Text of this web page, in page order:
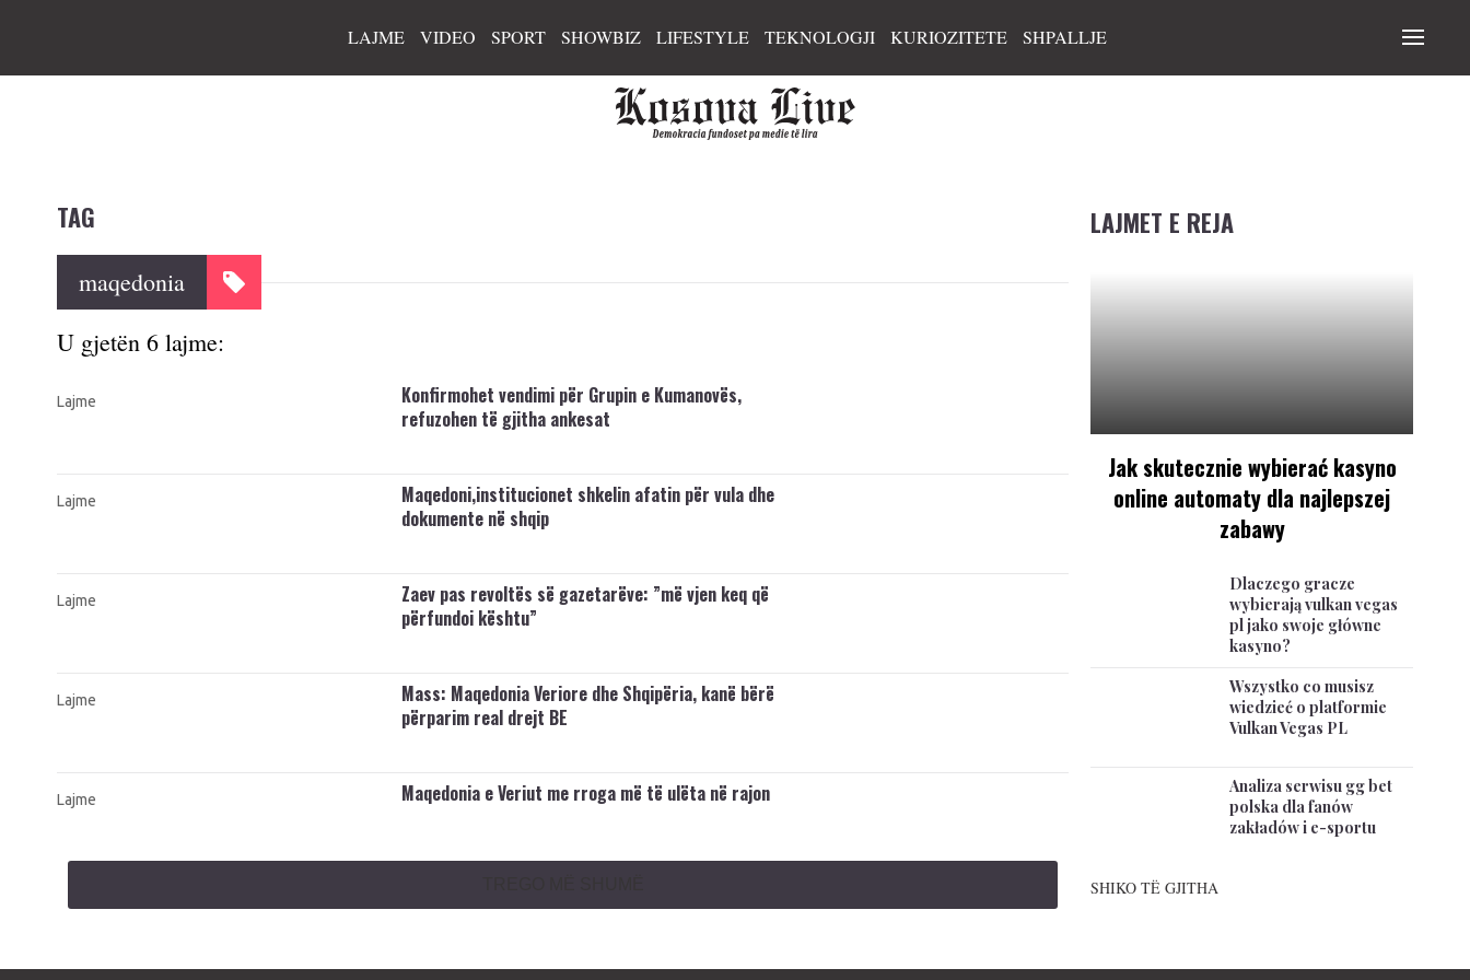
LAJME VIDEO SPORT SHOWBIZ LIFESTYLE TEKNOLOGJI KURIOZITETE SHPALLJE
TAG
maqedonia
U gjetën 6 lajme:
Lajme
Konfirmohet vendimi për Grupin e Kumanovës,
refuzohen të gjitha ankesat
Lajme
Maqedoni,institucionet shkelin afatin për vula dhe
dokumente në shqip
Lajme
Zaev pas revoltës së gazetarëve: ”më vjen keq që
përfundoi kështu”
Lajme
Mass: Maqedonia Veriore dhe Shqipëria, kanë bërë
përparim real drejt BE
Lajme Maqedonia e Veriut me rroga më të ulëta në rajon
LAJMET E REJA
Jak skutecznie wybierać kasyno
online automaty dla najlepszej
zabawy
Dlaczego gracze
wybierają vulkan vegas
pl jako swoje główne
kasyno?
Wszystko co musisz
wiedzieć o platformie
Vulkan Vegas PL
Analiza serwisu gg bet
polska dla fanów
zakładów i e-sportu
SHIKO TË GJITHA